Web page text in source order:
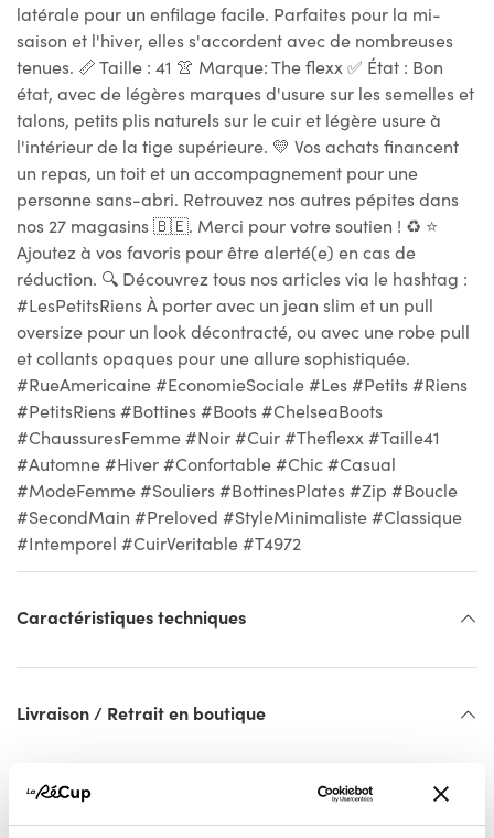
latérale pour un enfilage facile. Parfaites pour la mi-
saison et l'hiver, elles s'accordent avec de nombreuses
tenues. 📏 Taille : 41 👚 Marque: The flexx ✅ État : Bon
état, avec de légères marques d'usure sur les semelles et
talons, petits plis naturels sur le cuir et légère usure à
l'intérieur de la tige supérieure. 💛 Vos achats financent
un repas, un toit et un accompagnement pour une
personne sans-abri. Retrouvez nos autres pépites dans
nos 27 magasins 🇧🇪. Merci pour votre soutien ! ♻ ⭐
Ajoutez à vos favoris pour être alerté(e) en cas de
réduction. 🔍 Découvrez tous nos articles via le hashtag :
#LesPetitsRiens À porter avec un jean slim et un pull
oversize pour un look décontracté, ou avec une robe pull
et collants opaques pour une allure sophistiquée.
#RueAmericaine #EconomieSociale #Les #Petits #Riens
#PetitsRiens #Bottines #Boots #ChelseaBoots
#ChaussuresFemme #Noir #Cuir #Theflexx #Taille41
#Automne #Hiver #Confortable #Chic #Casual
#ModeFemme #Souliers #BottinesPlates #Zip #Boucle
#SecondMain #Preloved #StyleMinimaliste #Classique
#Intemporel #CuirVeritable #T4972
Caractéristiques techniques
Livraison / Retrait en boutique